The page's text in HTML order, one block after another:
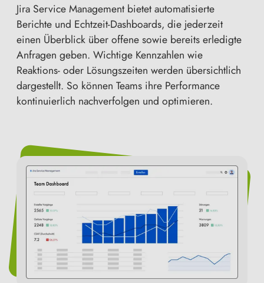
Jira Service Management bietet automatisierte
Berichte und Echtzeit-Dashboards, die jederzeit
einen Überblick über offene sowie bereits erledigte
Anfragen geben. Wichtige Kennzahlen wie
Reaktions- oder Lösungszeiten werden übersichtlich
dargestellt. So können Teams ihre Performance
kontinuierlich nachverfolgen und optimieren.